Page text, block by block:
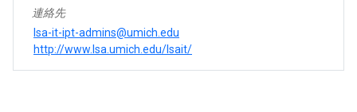
連絡先
lsa-it-ipt-admins@umich.edu
http://www.lsa.umich.edu/lsait/